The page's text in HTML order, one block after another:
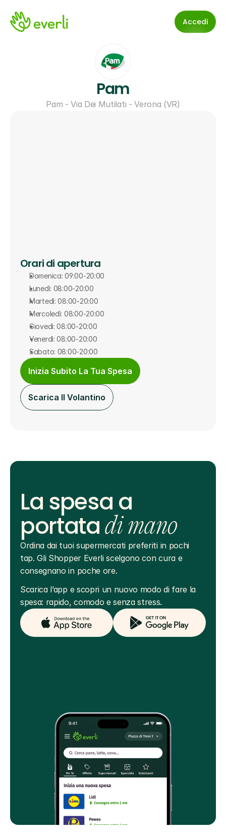
Accedi
Pam
Pam - Via Dei Mutilati - Verona (VR)
Orari di apertura
Domenica: 09:00-20:00
Lunedì: 08:00-20:00
Martedì: 08:00-20:00
Mercoledì: 08:00-20:00
Giovedì: 08:00-20:00
Venerdì: 08:00-20:00
Sabato: 08:00-20:00
Inizia Subito La Tua Spesa
Scarica Il Volantino
La spesa a
portatadi mano
Ordina dai tuoi supermercati preferiti in pochi
tap. Gli Shopper Everli scelgono con cura e
consegnano in poche ore.
Scarica l’app e scopri un nuovo modo di fare la
spesa: rapido, comodo e senza stress.